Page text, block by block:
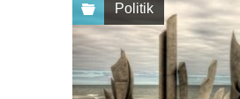
Politik